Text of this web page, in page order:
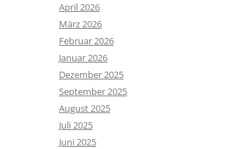
April 2026
März 2026
Februar 2026
Januar 2026
Dezember 2025
September 2025
August 2025
Juli 2025
Juni 2025